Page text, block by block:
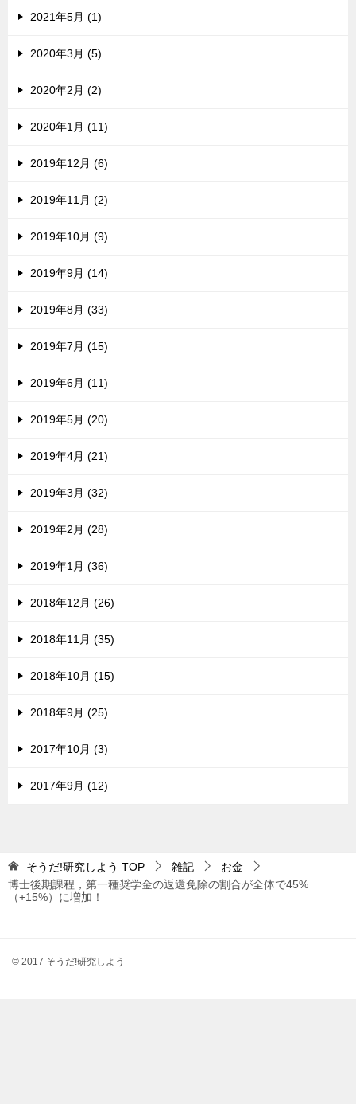
2021年5月 (1)
2020年3月 (5)
2020年2月 (2)
2020年1月 (11)
2019年12月 (6)
2019年11月 (2)
2019年10月 (9)
2019年9月 (14)
2019年8月 (33)
2019年7月 (15)
2019年6月 (11)
2019年5月 (20)
2019年4月 (21)
2019年3月 (32)
2019年2月 (28)
2019年1月 (36)
2018年12月 (26)
2018年11月 (35)
2018年10月 (15)
2018年9月 (25)
2017年10月 (3)
2017年9月 (12)
そうだ!研究しよう TOP 雑記
お金
博士後期課程，第一種奨学金の返還免除の割合が全体で45%
（+15%）に増加！
© 2017 そうだ!研究しよう